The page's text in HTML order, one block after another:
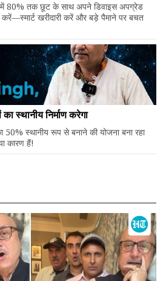
80% तक छूट के साथ अपने डिवाइस अपग्रेड
खरीदारी करें और बड़े पैमाने पर बचत
स्थानीय निर्माण करेगा
स्थानीय रूप से बनाने की योजना बना रहा
कारण हैं!